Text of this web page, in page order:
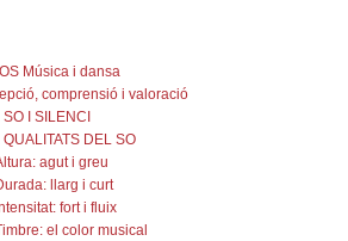
Música i dansa
comprensió i valoració
I SILENCI
DEL SO
agut i greu
llarg i curt
fort i fluix
el color musical